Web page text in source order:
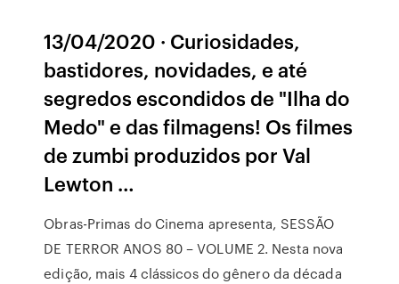
13/04/2020 · Curiosidades,
bastidores, novidades, e até
segredos escondidos de "Ilha do
Medo" e das filmagens! Os filmes
de zumbi produzidos por Val
Lewton …
Obras-Primas do Cinema apresenta, SESSÃO
DE TERROR ANOS 80 – VOLUME 2. Nesta nova
edição, mais 4 clássicos do gênero da década